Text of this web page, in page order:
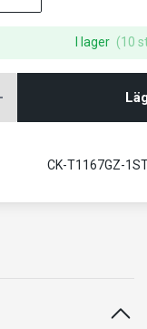
I lager (10
CK-T1167GZ-